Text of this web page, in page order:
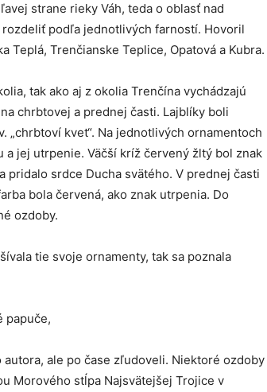
strane rieky Váh, teda o oblasť nad
podľa jednotlivých farností. Hovoril
Teplá, Trenčianske Teplice, Opatová a Kubra.
tak ako aj z okolia Trenčína vychádzajú
chrbtovej a prednej časti. Lajblíky boli
kvet“. Na jednotlivých ornamentoch
a jej utrpenie. Väčší kríž červený žltý bol znak
pridalo srdce Ducha svätého. V prednej časti
bola červená, ako znak utrpenia. Do
ozdoby.
tie svoje ornamenty, tak sa poznala
papuče,
ale po čase zľudoveli. Niektoré ozdoby
Morového stĺpa Najsvätejšej Trojice v